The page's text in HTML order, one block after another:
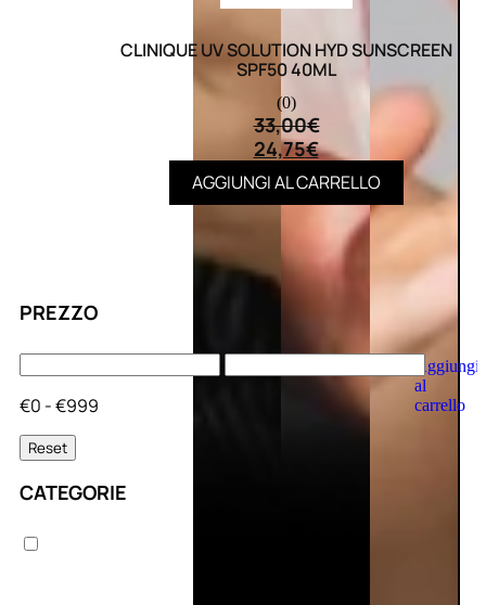
Aggiungi
al
carrello
PREZZO
€0 - €999
Reset
CATEGORIE
CLINIQUE UV SOLUTION HYD SUNSCREEN
SPF50 40ML
(0)
33,00€
24,75€
AGGIUNGI AL CARRELLO